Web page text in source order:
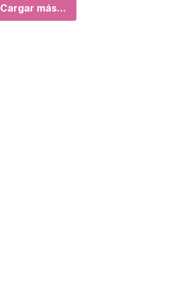
Cargar más...